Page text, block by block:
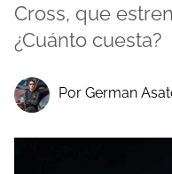
Cross, que
¿Cuánto cuesta?
Por German